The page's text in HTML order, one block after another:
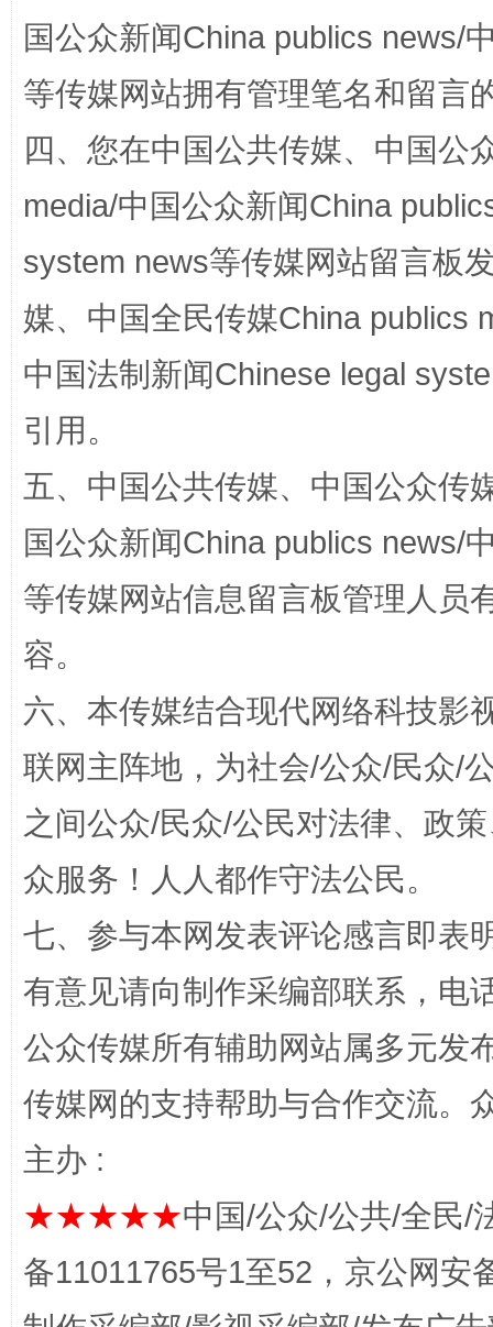
阿坝州三大球赛在茂县开幕 规模
国家大学科技园优化重塑工作
“蜀中异人”王建安的艺术幻境
国公众新闻China publics news/
等传媒网站拥有管理笔名和留言
四、您在中国公共传媒、中国公
media/中国公众新闻China
system news等传媒网站留言板
媒、中国全民传媒China publics
中国法制新闻Chinese legal
引用。
五、中国公共传媒、中国公众传
国公众新闻China publics news/
等传媒网站信息留言板管理人员
容。
六、本传媒结合现代网络科技影
联网主阵地，为社会/公众/民众/
之间公众/民众/公民对法律、政
众服务！人人都作守法公民。
七、参与本网发表评论感言即表
有意见请向制作采编部联系，电
公众传媒所有辅助网站属多元发
传媒网的支持帮助与合作交流。
主办 :
★★★★★中国/公众/公共/全民/
备11011765号1至52，京公网安